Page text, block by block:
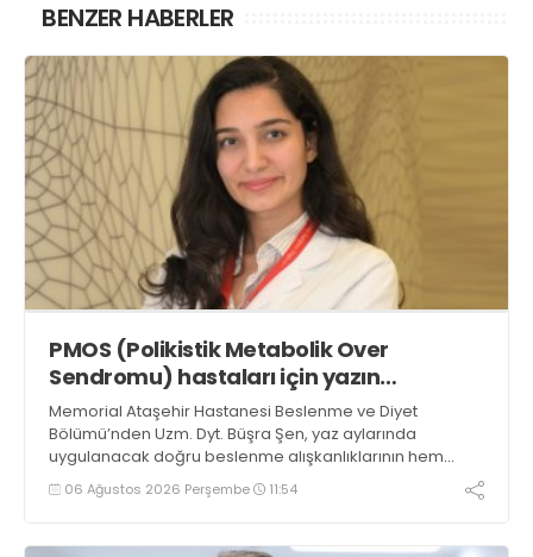
BENZER HABERLER
PMOS (Polikistik Metabolik Over
Sendromu) hastaları için yazın
beslenme rehberi
Memorial Ataşehir Hastanesi Beslenme ve Diyet
Bölümü’nden Uzm. Dyt. Büşra Şen, yaz aylarında
uygulanacak doğru beslenme alışkanlıklarının hem
metabolik sağlığı desteklediğini hem de yaşam
kalitesini artırabileceğini belirterek önemli önerilerde
06 Ağustos 2026 Perşembe 11:54